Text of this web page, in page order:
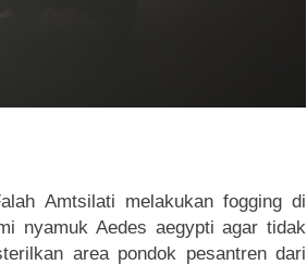
Amtsilati melakukan fogging di
nyamuk Aedes aegypti agar tidak
area pondok pesantren dari